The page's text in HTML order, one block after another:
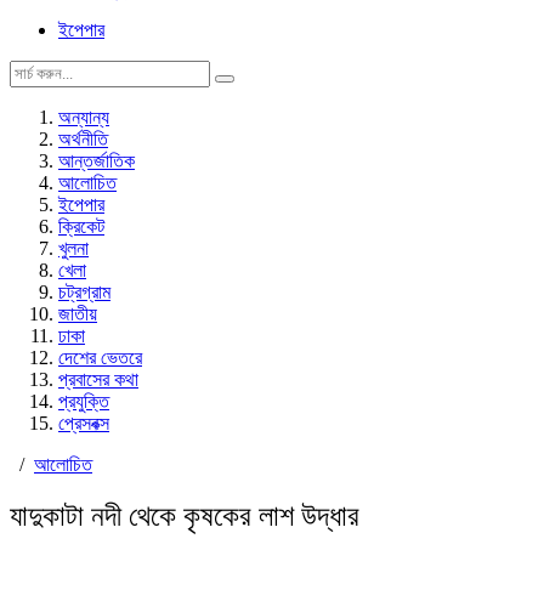
ইপেপার
অন্যান্য
অর্থনীতি
আন্তর্জাতিক
আলোচিত
ইপেপার
ক্রিকেট
খুলনা
খেলা
চট্রগ্রাম
জাতীয়
ঢাকা
দেশের ভেতরে
প্রবাসের কথা
প্রযুক্তি
প্রেসবক্স
/ আলোচিত
যাদুকাটা নদী থেকে কৃষকের লাশ উদ্ধার